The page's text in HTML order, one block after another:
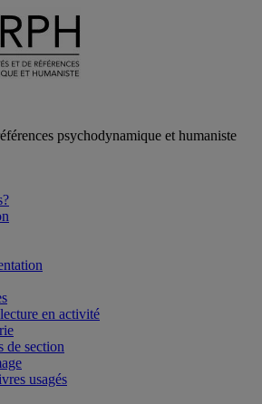
psychodynamique et humaniste
en activité
de section
usagés